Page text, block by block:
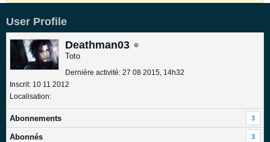
User Profile
Deathman03
Toto
Dernière activité: 27 08 2015, 14h32
Inscrit: 10 11 2012
Localisation:
Abonnements 3
Abonnés 3